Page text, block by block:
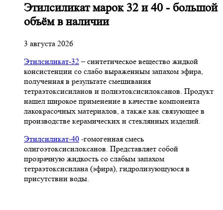
Этилсиликат марок 32 и 40 - большой
объём в наличии
3 августа 2026
Этилсиликат-32– синтетическое вещество жидкой
консистенции со слабо выраженным запахом эфира,
полученная в результате смешивания
тетpаэтоксисиланов и полиэтоксисилоксанов. Продукт
нашел широкое применение в качестве компонента
лакокрасочных материалов, а также как связующее в
производстве керамических и стеклянных изделий.
Этилсиликат-40 -гомогенная смесь
олигоэтоксисилоксанов. Представляет собой
прозрачную жидкость со слабым запахом
тетраэтоксисилана (эфира), гидролизующуюся в
присутствии воды.